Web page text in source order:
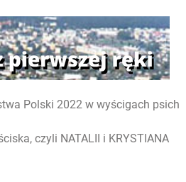
Polski 2022 w wyścigach psich
czyli NATALII i KRYSTIANA